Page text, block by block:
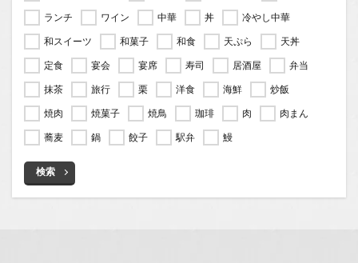
ランチ
ワイン 中華 丼
冷やし中華
和スイーツ
和菓子 和食 天ぷら
天丼
定食
宴会 宴席 寿司 居酒屋
弁当
抹茶
旅行 栗 洋食 海鮮
炒飯
焼肉
焼菓子 焼鳥 珈琲 肉
肉まん
蕎麦
鍋 餃子 駅弁 鰻
検索